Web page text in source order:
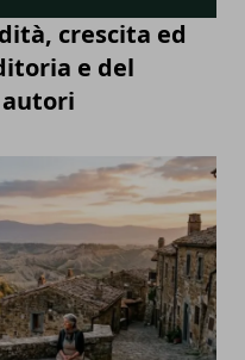
crescita ed
e del